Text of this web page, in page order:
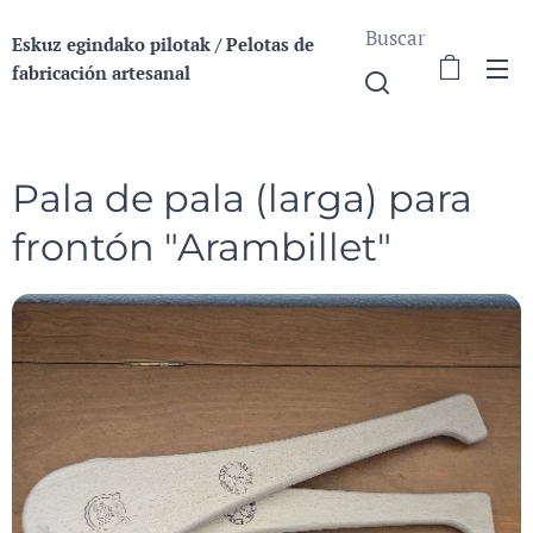
Eskuz egindako pilotak / Pelotas de
fabricación artesanal
Buscar
Pala de pala (larga) para
frontón "Arambillet"